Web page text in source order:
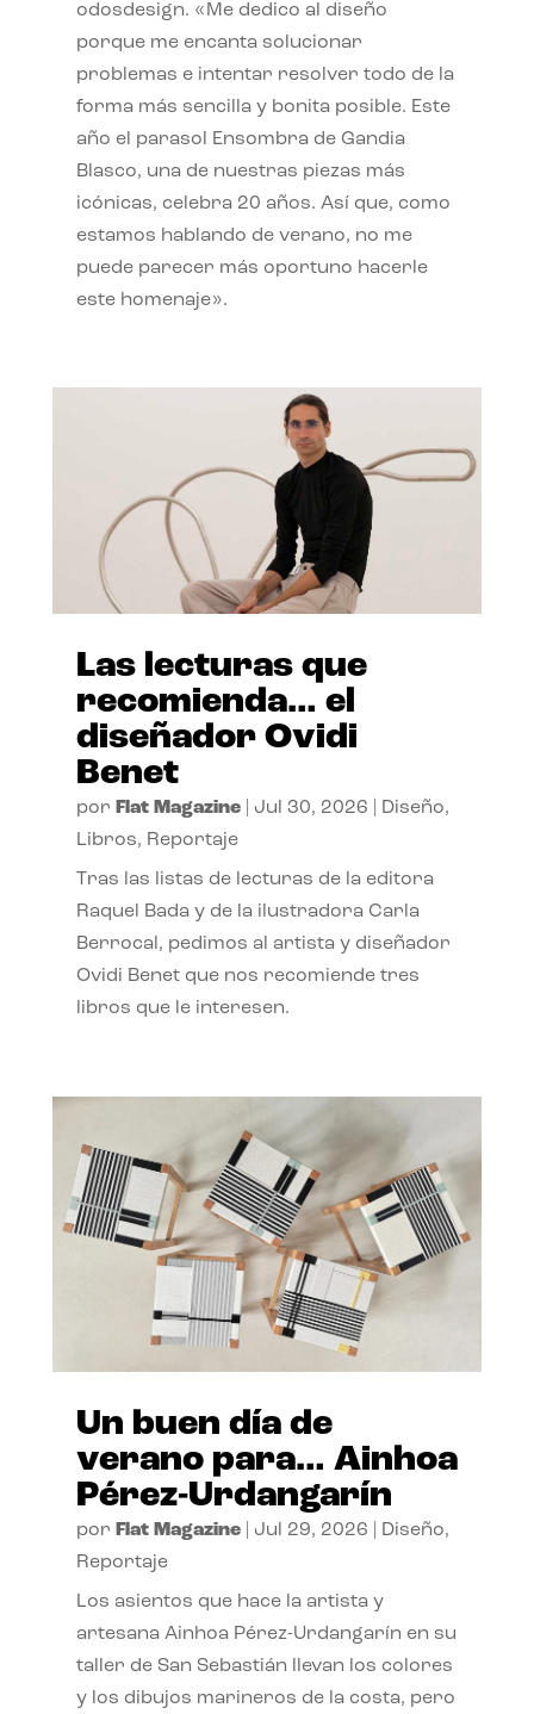
odosdesign. «Me dedico al diseño
porque me encanta solucionar
problemas e intentar resolver todo de la
forma más sencilla y bonita posible. Este
año el parasol Ensombra de Gandia
Blasco, una de nuestras piezas más
icónicas, celebra 20 años. Así que, como
estamos hablando de verano, no me
puede parecer más oportuno hacerle
este homenaje».
Las lecturas que
recomienda… el
diseñador Ovidi
Benet
por Flat Magazine| Jul 30, 2026 Diseño,
Libros, Reportaje
Tras las listas de lecturas de la editora
Raquel Bada y de la ilustradora Carla
Berrocal, pedimos al artista y diseñador
Ovidi Benet que nos recomiende tres
libros que le interesen.
Un buen día de
verano para… Ainhoa
Pérez-Urdangarín
por Flat Magazine| Jul 29, 2026 Diseño,
Reportaje
Los asientos que hace la artista y
artesana Ainhoa Pérez-Urdangarín en su
taller de San Sebastián llevan los colores
y los dibujos marineros de la costa, pero